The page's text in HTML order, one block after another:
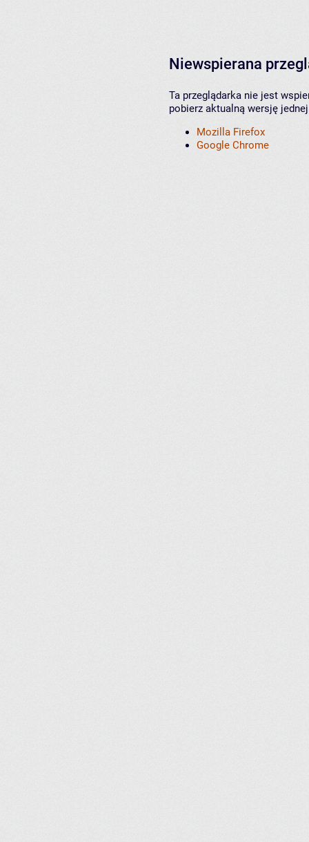
Niewspierana
Ta przeglądarka nie jest
pobierz aktualną wersję
Mozilla Firefox
Google Chrome